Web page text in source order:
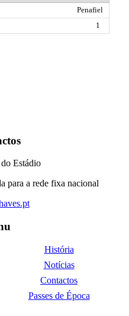
Penafiel
1
Estádio
para a rede fixa nacional
História
Notícias
Contactos
Passes de Época